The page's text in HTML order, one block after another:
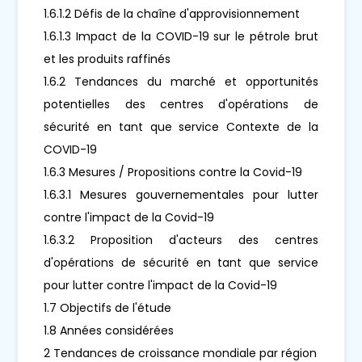
1.6.1.2 Défis de la chaîne d'approvisionnement
1.6.1.3 Impact de la COVID-19 sur le pétrole brut
et les produits raffinés
1.6.2 Tendances du marché et opportunités
potentielles des centres d'opérations de
sécurité en tant que service Contexte de la
COVID-19
1.6.3 Mesures / Propositions contre la Covid-19
1.6.3.1 Mesures gouvernementales pour lutter
contre l'impact de la Covid-19
1.6.3.2 Proposition d'acteurs des centres
d'opérations de sécurité en tant que service
pour lutter contre l'impact de la Covid-19
1.7 Objectifs de l'étude
1.8 Années considérées
2 Tendances de croissance mondiale par région